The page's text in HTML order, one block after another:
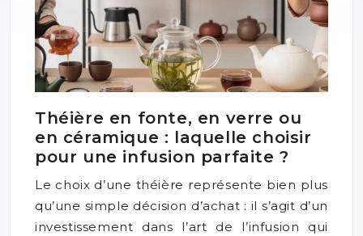
Théière en fonte, en verre ou
en céramique : laquelle choisir
pour une infusion parfaite ?
Le choix d’une théière représente bien plus
qu’une simple décision d’achat : il s’agit d’un
investissement dans l’art de l’infusion qui